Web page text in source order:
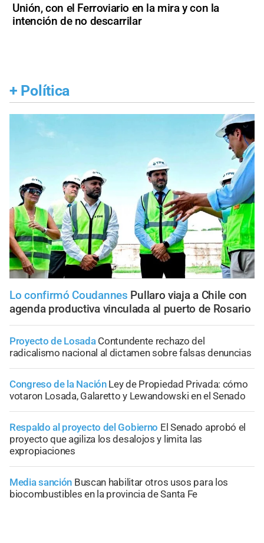
Unión, con el Ferroviario en la mira y con la
intención de no descarrilar
+ Política
Lo confirmó Coudannes Pullaro viaja a Chile con
agenda productiva vinculada al puerto de Rosario
Proyecto de Losada Contundente rechazo del
radicalismo nacional al dictamen sobre falsas denuncias
Congreso de la Nación Ley de Propiedad Privada: cómo
votaron Losada, Galaretto y Lewandowski en el Senado
Respaldo al proyecto del Gobierno El Senado aprobó el
proyecto que agiliza los desalojos y limita las
expropiaciones
Media sanción Buscan habilitar otros usos para los
biocombustibles en la provincia de Santa Fe